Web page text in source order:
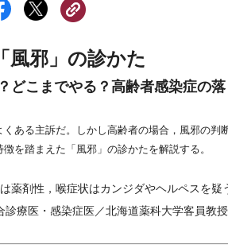
風邪」の診かた
どこまでやる？高齢者感染症の
くある主訴だ。しかし高齢者の場合，風邪の
を踏まえた「風邪」の診かたを解説する。
薬剤性，喉症状はカンジダやヘルペスを疑
診療医・感染症医／北海道薬科大学客員教授